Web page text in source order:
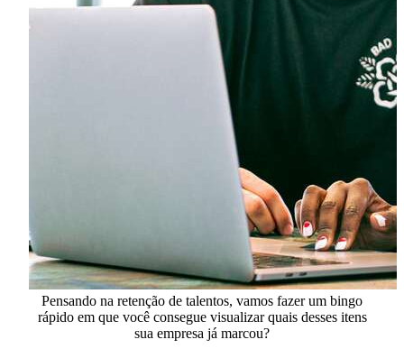
Pensando na retenção de talentos, vamos fazer um bingo
rápido em que você consegue visualizar quais desses itens
sua empresa já marcou?